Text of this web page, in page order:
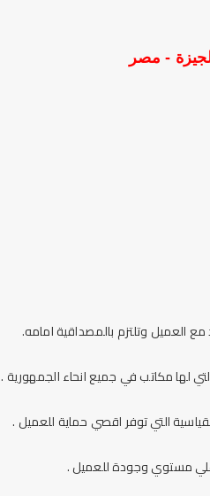
العميل وتلتزم بالمصداقية امامه.
لها مكاتب في جميع انحاء الجمهورية .
القياسية التي توفر اقصي حماية للعميل .
مستوي وجودة للعميل .